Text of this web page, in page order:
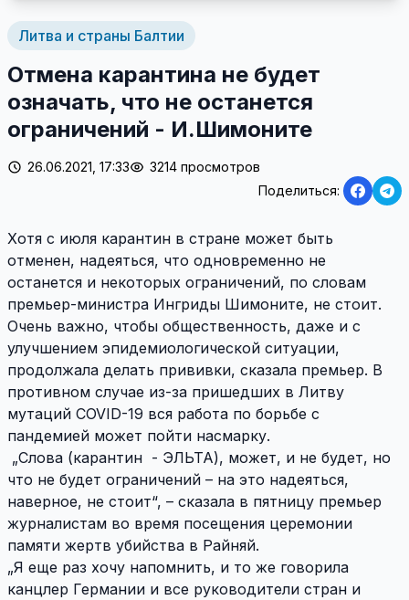
Литва и страны Балтии
Отмена карантина не будет
означать, что не останется
ограничений - И.Шимоните
26.06.2021, 17:33
3214 просмотров
Поделиться:
Хотя с июля карантин в стране может быть
отменен, надеяться, что одновременно не
останется и некоторых ограничений, по словам
премьер-министра Ингриды Шимоните, не стоит.
Очень важно, чтобы общественность, даже и с
улучшением эпидемиологической ситуации,
продолжала делать прививки, сказала премьер. В
противном случае из-за пришедших в Литву
мутаций COVID-19 вся работа по борьбе с
пандемией может пойти насмарку.
„Слова (карантин - ЭЛЬТА), может, и не будет, но
что не будет ограничений – на это надеяться,
наверное, не стоит“, – сказала в пятницу премьер
журналистам во время посещения церемонии
памяти жертв убийства в Райняй.
„Я еще раз хочу напомнить, и то же говорила
канцлер Германии и все руководители стран и